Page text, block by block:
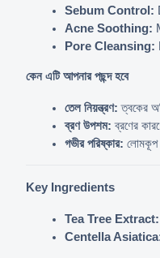
Sebum Control:
Acne Soothing:
Pore Cleansing:
কেন এটি আপনার পছন্দ হবে
তেল নিয়ন্ত্রণ: ত্বকের
ব্রণ উপশম: ব্রণের
গভীর পরিষ্কার: লোমকূপ
Key Ingredients
Tea Tree Extract:
Centella